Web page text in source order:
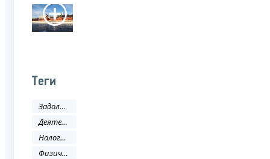
Теги
Задолженность и банкротство
Деятельность ФНС
Налоговое законодательство
Физическое лицо